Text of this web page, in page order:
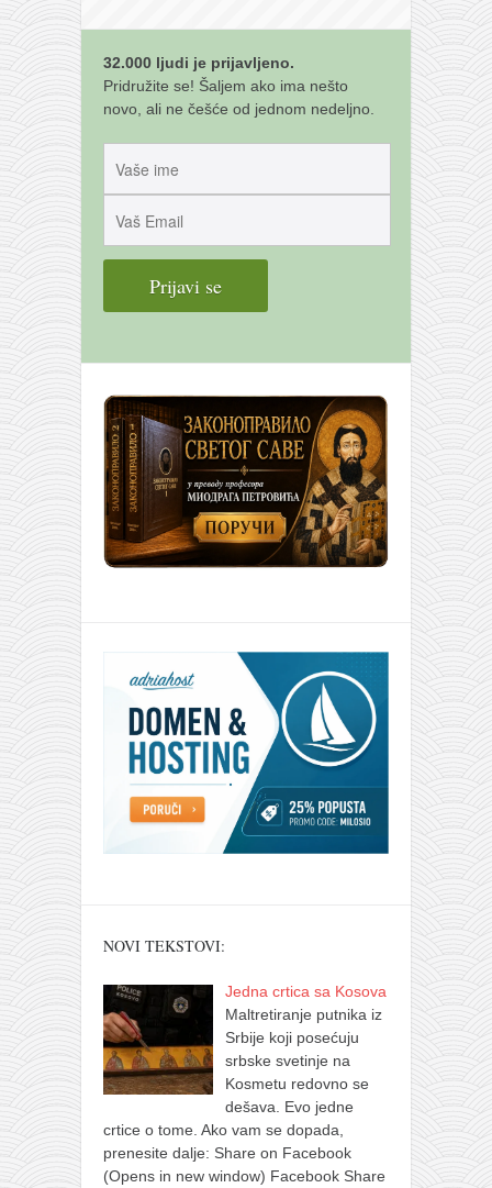
32.000 ljudi je prijavljeno.
Pridružite se! Šaljem ako ima nešto
novo, ali ne češće od jednom nedeljno.
NOVI TEKSTOVI:
Jedna crtica sa Kosova
Maltretiranje putnika iz
Srbije koji posećuju
srbske svetinje na
Kosmetu redovno se
dešava. Evo jedne
crtice o tome. Ako vam se dopada,
prenesite dalje: Share on Facebook
(Opens in new window) Facebook Share